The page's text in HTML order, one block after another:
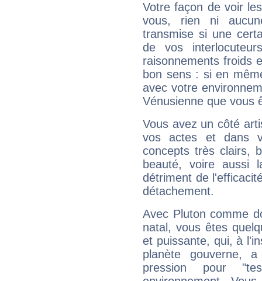
Votre façon de voir
vous, rien ni
transmise si une
de vos
raisonnements froids
bon sens : si en
avec votre
Vénusienne que vous
Vous avez un côté
vos actes et dans
concepts très clairs,
beauté, voire aussi
détriment de
détachement.
Avec Pluton comme
natal, vous êtes
et puissante, qui, à
planète gouverne,
pression pour